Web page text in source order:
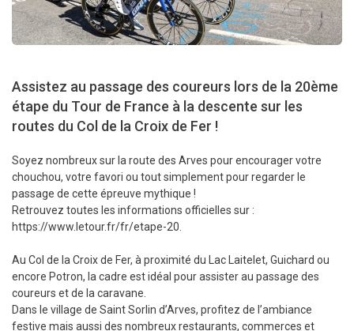
Assistez au passage des coureurs lors de la 20ème
étape du Tour de France à la descente sur les
routes du Col de la Croix de Fer !
Soyez nombreux sur la route des Arves pour encourager votre
chouchou, votre favori ou tout simplement pour regarder le
passage de cette épreuve mythique !
Retrouvez toutes les informations officielles sur :
https://www.letour.fr/fr/etape-20.
Au Col de la Croix de Fer, à proximité du Lac Laitelet, Guichard ou
encore Potron, la cadre est idéal pour assister au passage des
coureurs et de la caravane.
Dans le village de Saint Sorlin d’Arves, profitez de l’ambiance
festive mais aussi des nombreux restaurants, commerces et